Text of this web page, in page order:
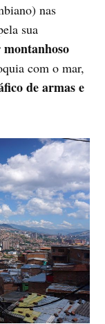
nas
sua
com o mar,
de armas e